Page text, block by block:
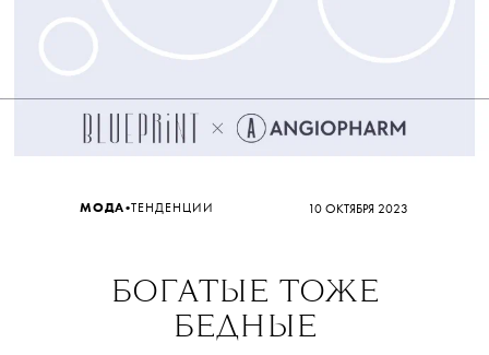
МОДА• ТЕНДЕНЦИИ 10 ОКТЯБРЯ 2023
БОГАТЫЕ ТОЖЕ
БЕДНЫЕ